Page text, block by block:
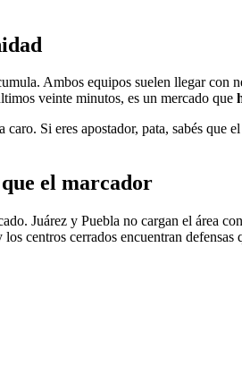
Ambos equipos suelen llegar con
veinte minutos, es un mercado que
Si eres apostador, pata, sabés que
el marcador
Juárez y Puebla no cargan el área
centros cerrados encuentran